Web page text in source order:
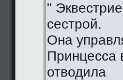
"
сестрой.
Она
Принцесса
отводила